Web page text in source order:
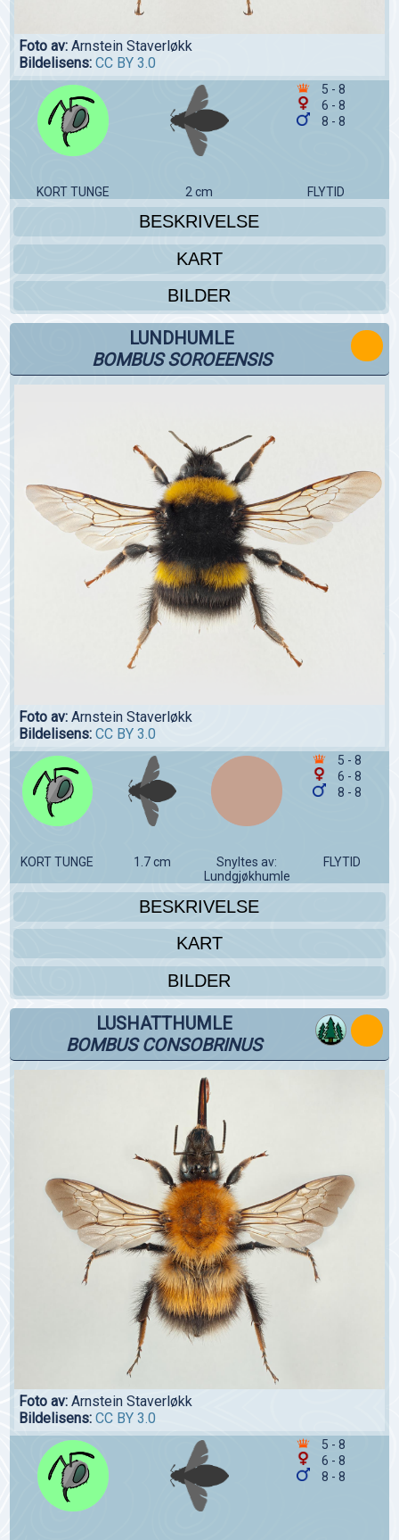
Foto av: Arnstein Staverløkk
Bildelisens: CC BY 3.0
5 - 8
6 - 8
8 - 8
KORT TUNGE 2 cm FLYTID
BESKRIVELSE
KART
BILDER
LUNDHUMLE
BOMBUS SOROEENSIS
Foto av: Arnstein Staverløkk
Bildelisens: CC BY 3.0
5 - 8
6 - 8
8 - 8
KORT TUNGE 1.7 cm
Snyltes av:
Lundgjøkhumle
FLYTID
BESKRIVELSE
KART
BILDER
LUSHATTHUMLE
BOMBUS CONSOBRINUS
Foto av: Arnstein Staverløkk
Bildelisens: CC BY 3.0
5 - 8
6 - 8
8 - 8